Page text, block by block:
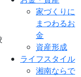
家づくりに
まつわるお
金
資産形成
ライフスタイル
湘南ならで